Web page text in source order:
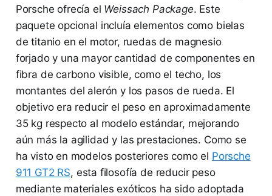
Porsche ofrecía el Weissach Package. Este
paquete opcional incluía elementos como bielas
de titanio en el motor, ruedas de magnesio
forjado y una mayor cantidad de componentes en
fibra de carbono visible, como el techo, los
montantes del alerón y los pasos de rueda. El
objetivo era reducir el peso en aproximadamente
35 kg respecto al modelo estándar, mejorando
aún más la agilidad y las prestaciones. Como se
ha visto en modelos posteriores como el Porsche
911 GT2 RS, esta filosofía de reducir peso
mediante materiales exóticos ha sido adoptada